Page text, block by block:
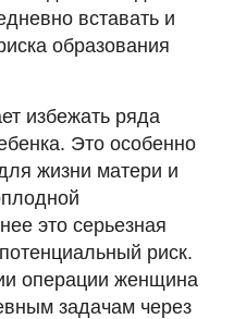
вставать и
образования
избежать ряда
Это особенно
жизни матери и
это серьезная
риск.
операции женщина
задачам через